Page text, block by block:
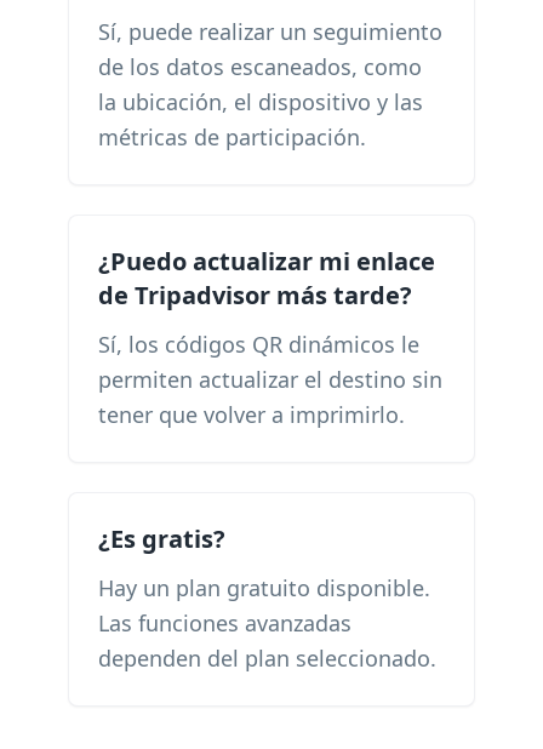
Sí, puede realizar un seguimiento
de los datos escaneados, como
la ubicación, el dispositivo y las
métricas de participación.
¿Puedo actualizar mi enlace
de Tripadvisor más tarde?
Sí, los códigos QR dinámicos le
permiten actualizar el destino sin
tener que volver a imprimirlo.
¿Es gratis?
Hay un plan gratuito disponible.
Las funciones avanzadas
dependen del plan seleccionado.